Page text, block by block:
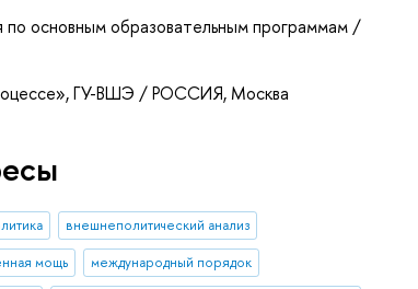
по основным образовательным программам /
, ГУ-ВШЭ / РОССИЯ, Москва
внешнеполитический анализ
мощь
международный порядок